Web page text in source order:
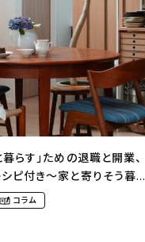
暮らす」ための退職と開業、
ピ付き〜家と寄りそう暮ら
コラム